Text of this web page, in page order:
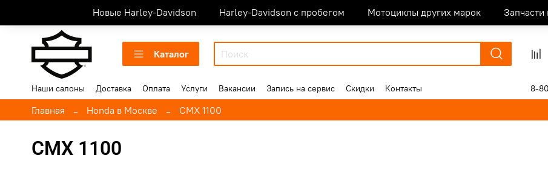
Новые Harley-Davidson Harley-Davidson с пробегом Мотоциклы других марок Запчасти
Каталог
Наши салоны Доставка Оплата Услуги Вакансии Запись на сервис Скидки Контакты 8-
Главная Honda в Москве CMX 1100
CMX 1100